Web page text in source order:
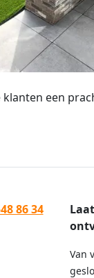
een
86 34
Van